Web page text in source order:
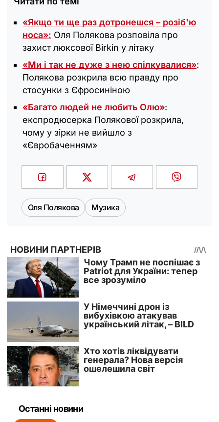
«Якщо ти ще раз дотронешся – розіб'ю
носа»: Оля Полякова розповіла про
захист люксової Birkin у літаку
«Ми і так не дуже з нею спілкувалися»:
Полякова розкрила всю правду про
стосунки з Єфросиніною
«Багато людей не любить Олю»:
експродюсерка Полякової розкрила,
чому у зірки не вийшло з
«Євробаченням»
Оля Полякова Музика
Останні новини